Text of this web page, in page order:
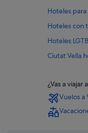
Hoteles
Hoteles con
Hoteles
Ciutat Vella
Hoteles de 5
Provincia de
Hoteles en la
¿Vas a
Vuelos a